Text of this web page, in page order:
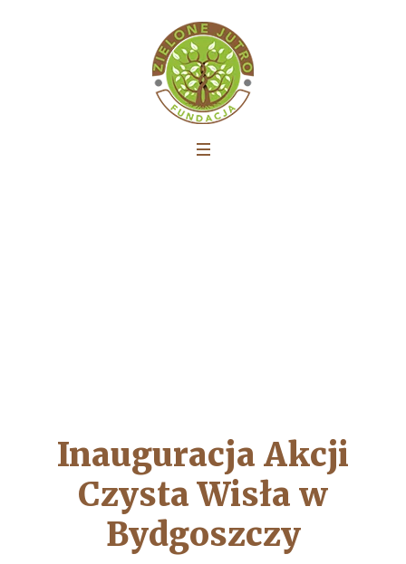
Inauguracja Akcji
Czysta Wisła w
Bydgoszczy